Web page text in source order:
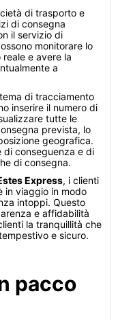
di trasporto e
di consegna
il servizio di
monitorare lo
e avere la
a
di tracciamento
inserire il numero di
tutte le
prevista, lo
geografica.
di conseguenza e di
di consegna.
Express, i clienti
in viaggio in modo
intoppi. Questo
e affidabilità
la tranquillità che
e sicuro.
pacco